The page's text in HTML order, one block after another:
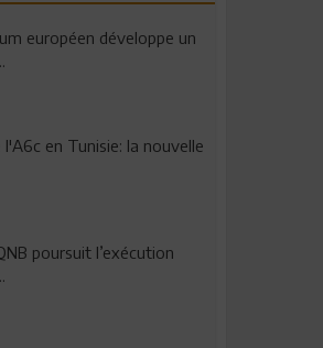
européen développe un
l'A6c en Tunisie: la nouvelle
poursuit l’exécution